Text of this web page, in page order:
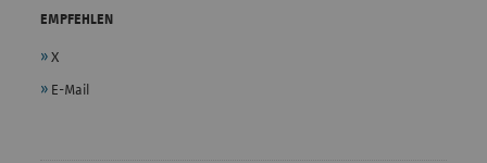
EMPFEHLEN
X
E-Mail